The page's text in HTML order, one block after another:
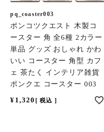
pq_coaster003
ポンコツクエスト 木製コ
ースター 角 全6種 2カラー
単品 グッズ おしゃれ かわ
いい コースター 角型 カフ
ェ 茶たく インテリア雑貨
ポンクエ コースター 003
¥1,320 税込